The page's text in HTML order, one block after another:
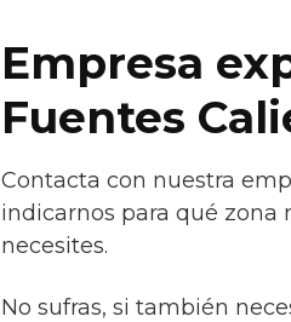
Empresa
Fuentes
Contacta con nuestra
indicarnos para qué zona
necesites.
No sufras, si también